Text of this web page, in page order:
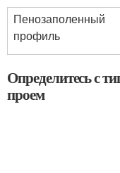
Пенозаполенный
профиль
Определитесь с
проем